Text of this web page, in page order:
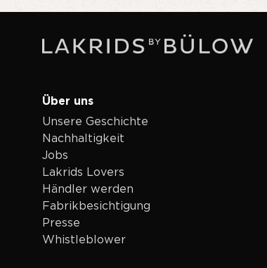
Über uns
Unsere Geschichte
Nachhaltigkeit
Jobs
Lakrids Lovers
Händler werden
Fabrikbesichtigung
Presse
Whistleblower